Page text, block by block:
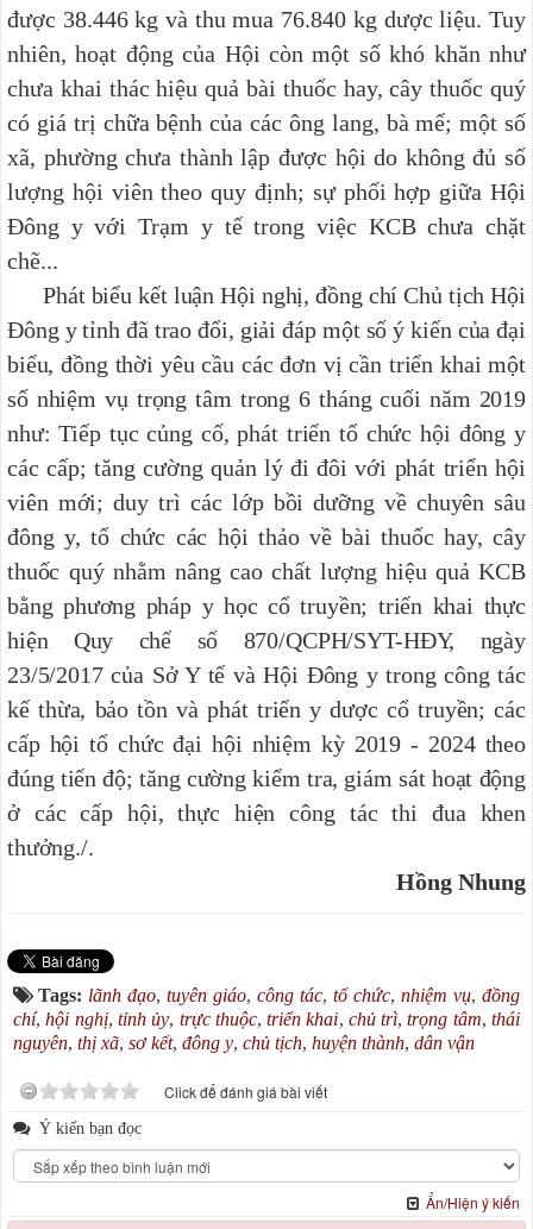
được 38.446 kg và thu mua 76.840 kg dược liệu. Tuy
nhiên, hoạt động của Hội còn một số khó khăn như
chưa khai thác hiệu quả bài thuốc hay, cây thuốc quý
có giá trị chữa bệnh của các ông lang, bà mế; một số
xã, phường chưa thành lập được hội do không đủ số
lượng hội viên theo quy định; sự phối hợp giữa Hội
Đông y với Trạm y tế trong việc KCB chưa chặt
chẽ...
Phát biểu kết luận Hội nghị, đồng chí Chủ tịch Hội
Đông y tỉnh đã trao đổi, giải đáp một số ý kiến của đại
biểu, đồng thời yêu cầu các đơn vị cần triển khai một
số nhiệm vụ trọng tâm trong 6 tháng cuối năm 2019
như: Tiếp tục củng cố, phát triển tổ chức hội đông y
các cấp; tăng cường quản lý đi đôi với phát triển hội
viên mới; duy trì các lớp bồi dưỡng về chuyên sâu
đông y, tổ chức các hội thảo về bài thuốc hay, cây
thuốc quý nhằm nâng cao chất lượng hiệu quả KCB
bằng phương pháp y học cổ truyền; triển khai thực
hiện Quy chế số 870/QCPH/SYT-HĐY, ngày
23/5/2017 của Sở Y tế và Hội Đông y trong công tác
kế thừa, bảo tồn và phát triển y dược cổ truyền; các
cấp hội tổ chức đại hội nhiệm kỳ 2019 - 2024 theo
đúng tiến độ; tăng cường kiểm tra, giám sát hoạt động
ở các cấp hội, thực hiện công tác thi đua khen
thưởng./.
Hồng Nhung
Tags: lãnh đạo, tuyên giáo, công tác, tổ chức, nhiệm vụ, đồng
chí,hội nghị, tỉnh ủy, trực thuộc,triển khai, chủ trì,trọng tâm,thái
nguyên, thị xã, sơ kết, đông y, chủ tịch, huyện thành, dân vận
Click để đánh giá bài viết
Ý kiến bạn đọc
Ẩn/Hiện ý kiến